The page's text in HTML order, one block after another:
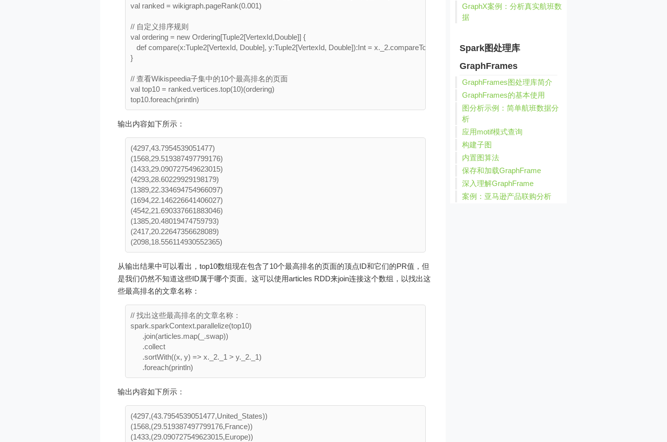
val ranked = wikigraph.pageRank(0.001)
// 自定义排序规则
val ordering = new Ordering[Tuple2[VertexId,Double]] {
   def compare(x:Tuple2[VertexId, Double], y:Tuple2[VertexId, Double]):Int = x._2.compareTo(y._2)
}
// 查看Wikispeedia子集中的10个最高排名的页面
val top10 = ranked.vertices.top(10)(ordering)
输出内容如下所示：
(4297,43.7954539051477)
(1568,29.519387497799176)
(1433,29.090727549623015)
(4293,28.60229929198179)
(1389,22.334694754966097)
(1694,22.146226641406027)
(4542,21.690337661883046)
(1385,20.48019474759793)
(2417,20.22647356628089)
从输出结果中可以看出，top10数组现在包含了10个最高排名的页面的顶点ID和它们的PR值，但
是我们仍然不知道这些ID属于哪个页面。这可以使用articles RDD来join连接这个数组，以找出这
些最高排名的文章名称：
// 找出这些最高排名的文章名称：
spark.sparkContext.parallelize(top10)
      .join(articles.map(_.swap))
      .collect
      .sortWith((x, y) => x._2._1 > y._2._1)
输出内容如下所示：
(4297,(43.7954539051477,United_States))
(1568,(29.519387497799176,France))
(1433,(29.090727549623015,Europe))
GraphX案例：分析真实航班数
据
Spark图处理库
GraphFrames
GraphFrames图处理库简介
GraphFrames的基本使用
图分析示例：简单航班数据分
析
应用motif模式查询
构建子图
内置图算法
保存和加载GraphFrame
深入理解GraphFrame
案例：亚马逊产品联购分析